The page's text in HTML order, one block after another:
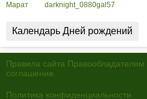
Марат darknight_0880gal57
Календарь Дней рождений
Правила сайта Правообладателям
соглашение
Политика конфиденциальности